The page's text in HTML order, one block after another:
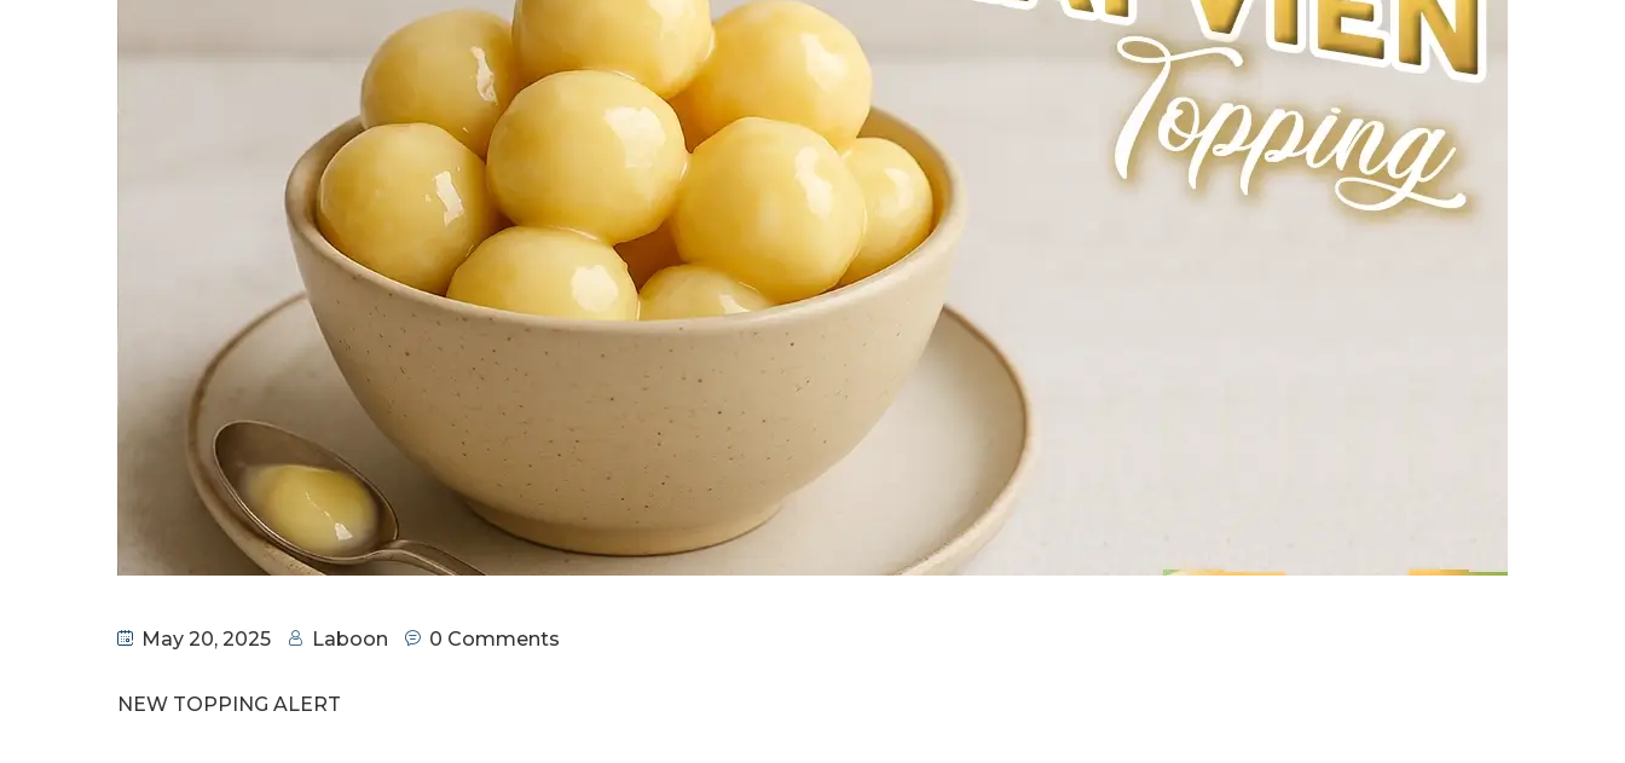
May 20, 2025 Laboon 0 Comments
NEW TOPPING ALERT